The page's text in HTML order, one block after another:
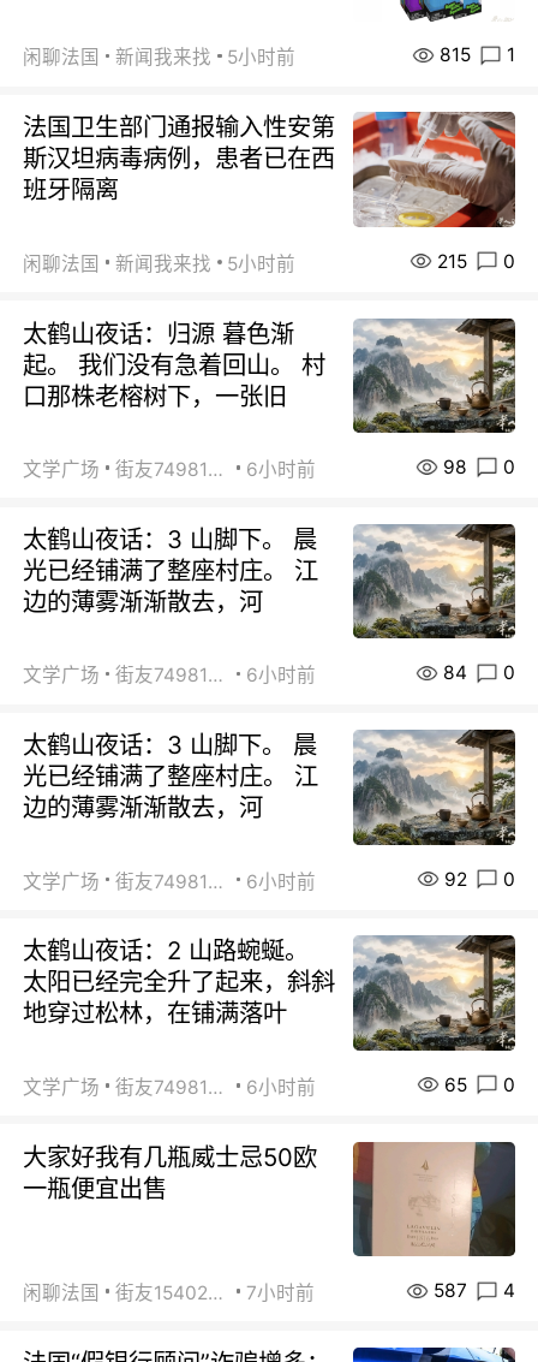
闲聊法国 新闻我来找 5小时前 815 1
法国卫生部门通报输入性安第
斯汉坦病毒病例，患者已在西
班牙隔离
闲聊法国 新闻我来找 5小时前 215 0
太鹤山夜话：归源 暮色渐
起。 我们没有急着回山。 村
口那株老榕树下，一张旧
文学广场 街友74981146 6小时前 98 0
太鹤山夜话：3 山脚下。 晨
光已经铺满了整座村庄。 江
边的薄雾渐渐散去，河
文学广场 街友74981146 6小时前 84 0
太鹤山夜话：3 山脚下。 晨
光已经铺满了整座村庄。 江
边的薄雾渐渐散去，河
文学广场 街友74981146 6小时前 92 0
太鹤山夜话：2 山路蜿蜒。
太阳已经完全升了起来，斜斜
地穿过松林，在铺满落叶
文学广场 街友74981146 6小时前 65 0
大家好我有几瓶威士忌50欧
一瓶便宜出售
闲聊法国 街友15402223 7小时前 587 4